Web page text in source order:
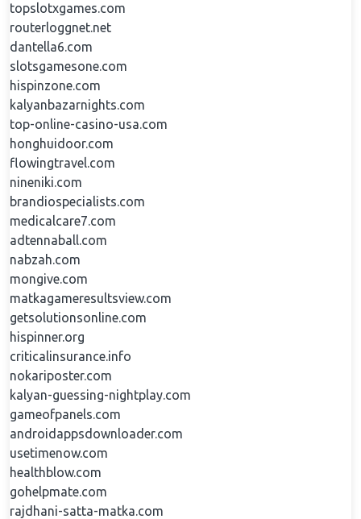
topslotxgames.com
routerloggnet.net
dantella6.com
slotsgamesone.com
hispinzone.com
kalyanbazarnights.com
top-online-casino-usa.com
honghuidoor.com
flowingtravel.com
nineniki.com
brandiospecialists.com
medicalcare7.com
adtennaball.com
nabzah.com
mongive.com
matkagameresultsview.com
getsolutionsonline.com
hispinner.org
criticalinsurance.info
nokariposter.com
kalyan-guessing-nightplay.com
gameofpanels.com
androidappsdownloader.com
usetimenow.com
healthblow.com
gohelpmate.com
rajdhani-satta-matka.com